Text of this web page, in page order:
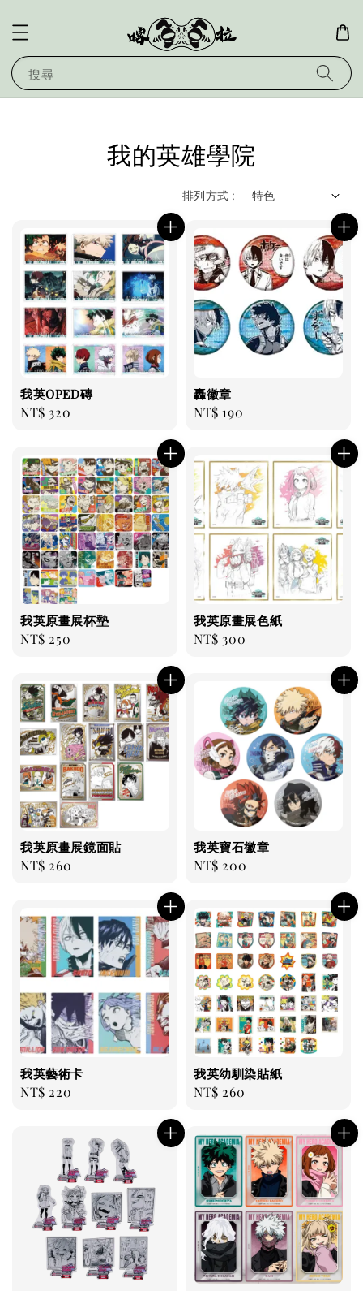
搜尋
我的英雄學院
排列方式 :
我英OPED磚
Regular
NT$ 320
轟徽章
Regular
NT$ 190
我英原畫展杯墊
Regular
NT$ 250
我英原畫展色紙
Regular
NT$ 300
我英原畫展鏡面貼
Regular
NT$ 260
我英寶石徽章
Regular
NT$ 200
我英藝術卡
Regular
NT$ 220
我英幼馴染貼紙
Regular
NT$ 260